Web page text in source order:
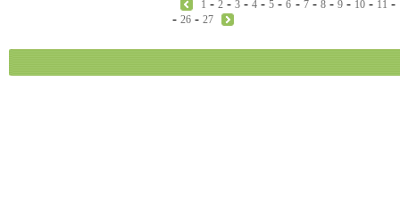
1 -2 -3 -4 -5 -6 - 7- 8- 9- 10- 11 -
- 26 - 27